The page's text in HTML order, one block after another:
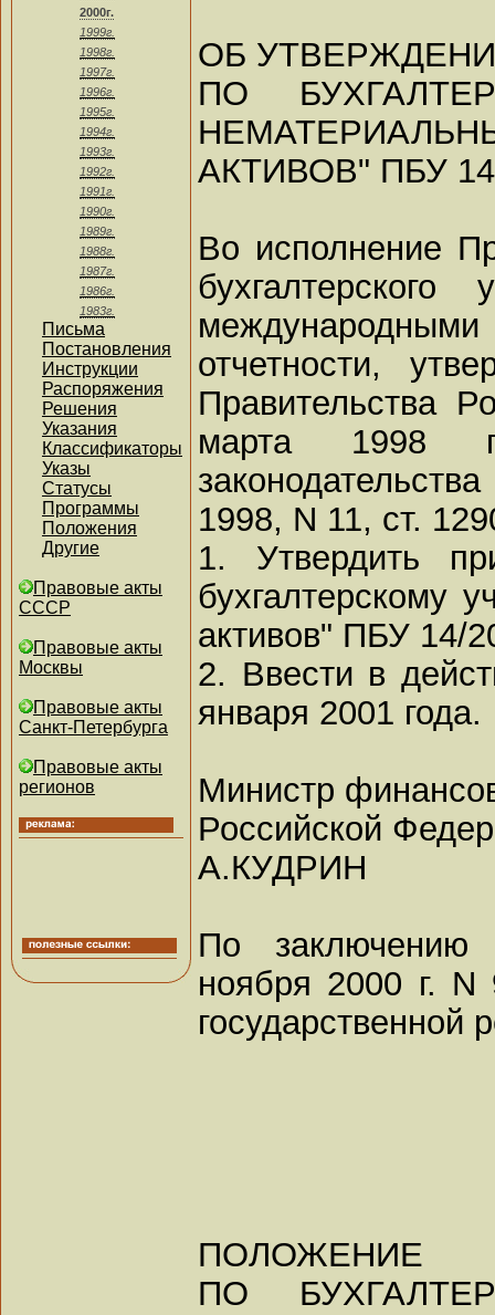
2000г.
1999г.
1998г.
1997г.
1996г.
1995г.
1994г.
1993г.
1992г.
1991г.
1990г.
1989г.
1988г.
1987г.
1986г.
1983г.
Письма
Постановления
Инструкции
Распоряжения
Решения
Указания
Классификаторы
Указы
Статусы
Программы
Положения
Другие
Правовые акты
СССР
Правовые акты
Москвы
Правовые акты
Санкт-Петербурга
Правовые акты
регионов
ОБ
ПО
АКТИВОВ" ПБУ
Во исполнение
отчетности,
Правительства
марта 1998
1998, N 11, ст.
1. Утвердить
бухгалтерскому
активов" ПБУ 14/
2. Ввести в
января 2001 года.
Министр
Российской
А.КУДРИН
По
ноября 2000 г.
государственной
ПОЛОЖЕНИЕ
ПО